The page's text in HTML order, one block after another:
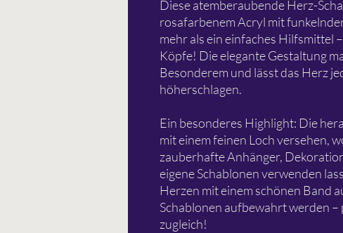
Diese atemberaubende Herz-
rosafarbenem Acryl mit
mehr als ein einfaches Hilfsmittel
Köpfe! Die elegante Gestaltung
Besonderem und lässt das Herz
höherschlagen.
Ein besonderes Highlight: Die
mit einem feinen Loch versehen,
zauberhafte Anhänger,
eigene Schablonen verwenden
Herzen mit einem schönen Band
Schablonen aufbewahrt werden
zugleich!